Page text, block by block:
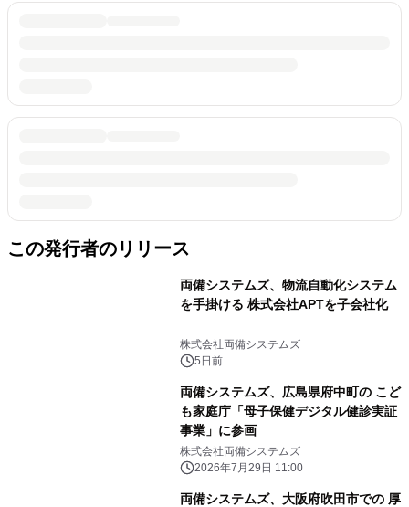
この発行者のリリース
両備システムズ、物流自動化システム
を手掛ける 株式会社APTを子会社化
株式会社両備システムズ
5日前
両備システムズ、広島県府中町の こど
も家庭庁「母子保健デジタル健診実証
事業」に参画
株式会社両備システムズ
2026年7月29日 11:00
両備システムズ、大阪府吹田市での 厚